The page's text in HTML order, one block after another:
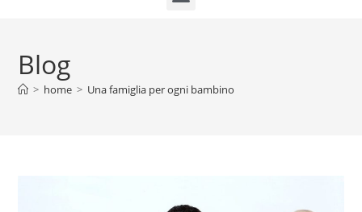
Blog
> home > Una famiglia per ogni bambino